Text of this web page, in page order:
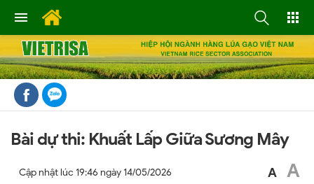
Bài dự thi: Khuất Lấp Giữa Sương Mây
Cập nhật lúc 19:46 ngày 14/05/2026 A A